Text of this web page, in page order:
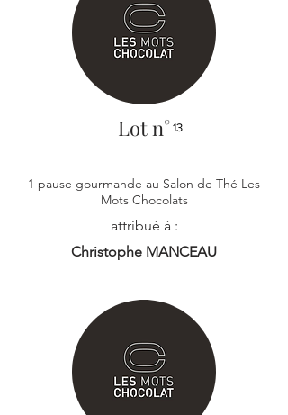
Lot n° 13
1 pause gourmande au Salon de Thé Les
Mots Chocolats
attribué à :
Christophe MANCEAU